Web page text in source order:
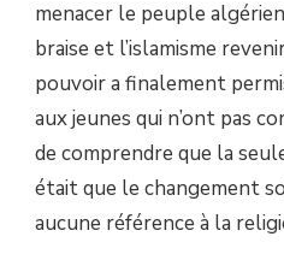
menacer le peuple
braise et l’islamisme
pouvoir a finalement
aux jeunes qui n’ont pas
de comprendre que la
était que le changement
aucune référence à la